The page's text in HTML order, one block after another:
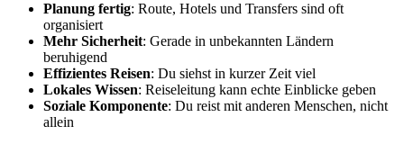
Planung fertig: Route, Hotels und Transfers sind oft
organisiert
Mehr Sicherheit: Gerade in unbekannten Ländern
beruhigend
Effizientes Reisen: Du siehst in kurzer Zeit viel
Lokales Wissen: Reiseleitung kann echte Einblicke geben
Soziale Komponente: Du reist mit anderen Menschen, nicht
allein